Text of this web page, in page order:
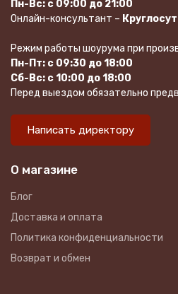
Пн-Вс: с 09:00 до 21:00
Онлайн-консультант –
Режим работы шоурума при
Пн-Пт: с 09:30 до 18:00
Сб-Вс: с 10:00 до 18:00
Перед выездом обязательно
Написать директору
О магазине
Блог
Доставка и оплата
Политика конфиденциальности
Возврат и обмен